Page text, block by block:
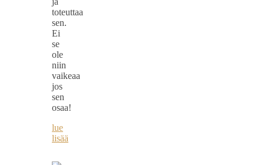
toteuttaa
sen.
Ei
se
ole
niin
vaikeaa
jos
sen
osaa!
lue
lisää